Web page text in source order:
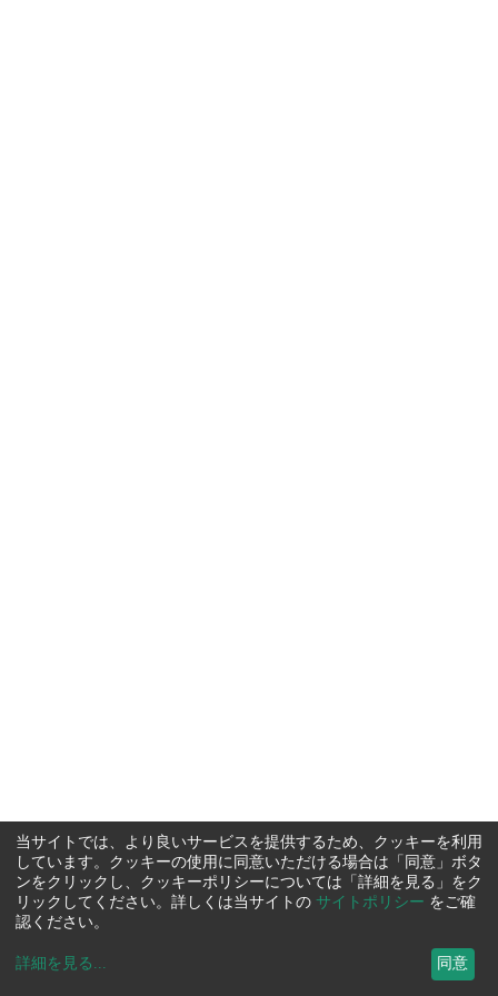
当サイトでは、より良いサービスを提供するため、クッキーを利用
しています。クッキーの使用に同意いただける場合は「同意」ボタ
ンをクリックし、クッキーポリシーについては「詳細を見る」をク
リックしてください。詳しくは当サイトの サイトポリシー をご確
認ください。
詳細を見る ... 同意